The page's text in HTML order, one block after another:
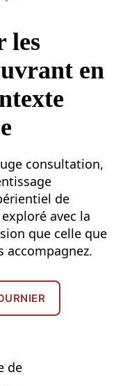
les
en
consultation,
de
avec la
que celle que
accompagnez.
de